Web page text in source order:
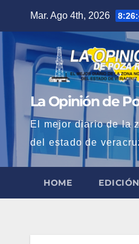
contenido
Mar. Ago 4th, 2026
La Opinión de
El mejor diario de la
del estado de
HOME